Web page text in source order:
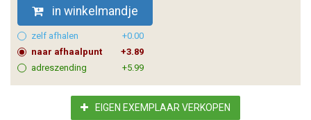
in winkelmandje
zelf afhalen
+0.00
naar afhaalpunt
+3.89
adreszending
+5.99
EIGEN EXEMPLAAR VERKOPEN